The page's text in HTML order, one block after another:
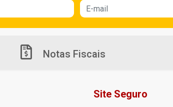
Notas Fiscais
Site Seguro